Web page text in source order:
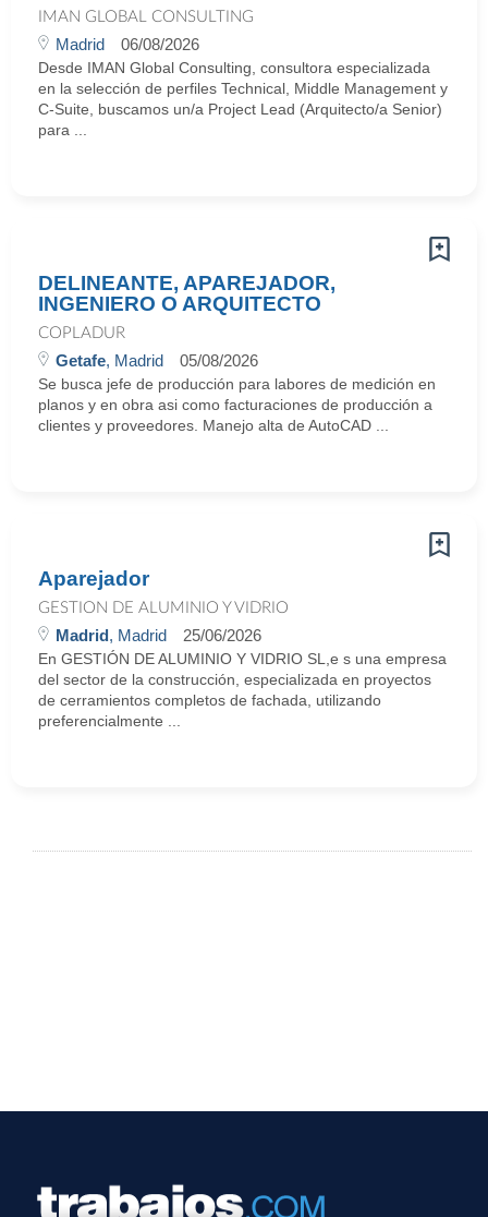
IMAN GLOBAL CONSULTING
Madrid 06/08/2026
Desde IMAN Global Consulting, consultora especializada
en la selección de perfiles Technical, Middle Management y
C-Suite, buscamos un/a Project Lead (Arquitecto/a Senior)
para ...
DELINEANTE, APAREJADOR,
INGENIERO O ARQUITECTO
COPLADUR
Getafe, Madrid 05/08/2026
Se busca jefe de producción para labores de medición en
planos y en obra asi como facturaciones de producción a
clientes y proveedores. Manejo alta de AutoCAD ...
Aparejador
GESTION DE ALUMINIO Y VIDRIO
Madrid, Madrid 25/06/2026
En GESTIÓN DE ALUMINIO Y VIDRIO SL,e s una empresa
del sector de la construcción, especializada en proyectos
de cerramientos completos de fachada, utilizando
preferencialmente ...